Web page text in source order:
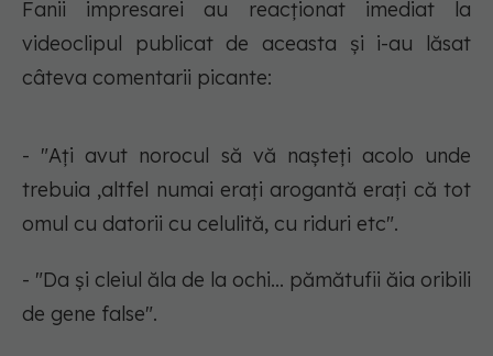
Fanii impresarei au reacționat imediat la
videoclipul publicat de aceasta și i-au lăsat
câteva comentarii picante:
- "Ați avut norocul să vă nașteți acolo unde
trebuia ,altfel numai erați arogantă erați că tot
omul cu datorii cu celulită, cu riduri etc".
- "Da și cleiul ăla de la ochi... pămătufii ăia oribili
de gene false".